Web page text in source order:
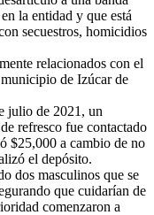
la entidad y que está
secuestros, homicidios
relacionados con el
de Izúcar de
julio de 2021, un
refresco fue contactado
$25,000 a cambio de no
el depósito.
dos masculinos que se
que cuidarían de
comenzaron a